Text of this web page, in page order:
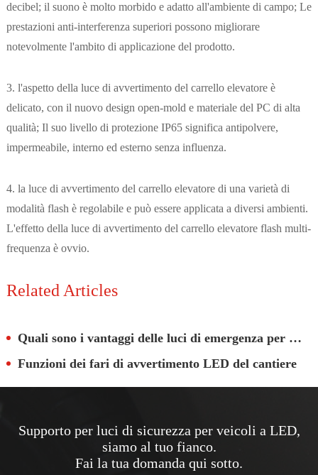
decibel; il suono è molto morbido e adatto all'ambiente di campo; Le
prestazioni anti-interferenza superiori possono migliorare
notevolmente l'ambito di applicazione del prodotto.
3. l'aspetto della luce di avvertimento del carrello elevatore è
delicato, con il nuovo design open-mold e materiale del PC di alta
qualità; Il suo livello di protezione IP65 significa antipolvere,
impermeabile, interno ed esterno senza influenza.
4. la luce di avvertimento del carrello elevatore di una varietà di
modalità flash è regolabile e può essere applicata a diversi ambienti.
L'effetto della luce di avvertimento del carrello elevatore flash multi-
frequenza è ovvio.
Related Articles
Quali sono i vantaggi delle luci di emergenza per camion sui cantieri edili?
Funzioni dei fari di avvertimento LED del cantiere
Supporto per luci di sicurezza per veicoli a LED,
siamo al tuo fianco.
Fai la tua domanda qui sotto.